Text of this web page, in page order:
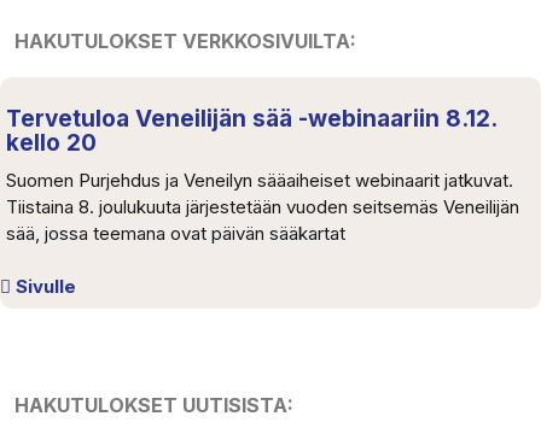
HAKUTULOKSET VERKKOSIVUILTA:
Tervetuloa Veneilijän sää -webinaariin 8.12.
kello 20
Suomen Purjehdus ja Veneilyn sääaiheiset webinaarit jatkuvat.
Tiistaina 8. joulukuuta järjestetään vuoden seitsemäs Veneilijän
sää, jossa teemana ovat päivän sääkartat
Sivulle
HAKUTULOKSET UUTISISTA: